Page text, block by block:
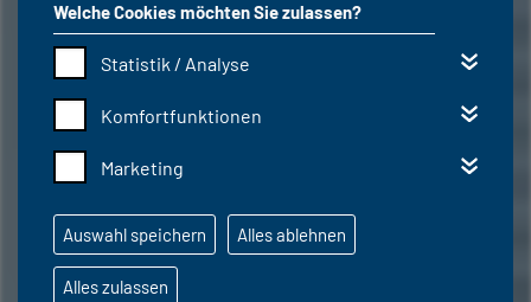
Welche Cookies möchten Sie zulassen?
Statistik / Analyse
Komfortfunktionen
Marketing
Auswahl speichern Alles ablehnen
Alles zulassen